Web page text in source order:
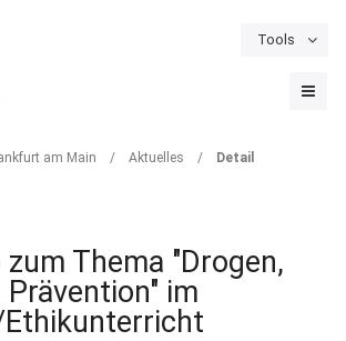
Tools
am Main / Aktuelles / Detail
Thema "Drogen,
im
Ethikunterricht